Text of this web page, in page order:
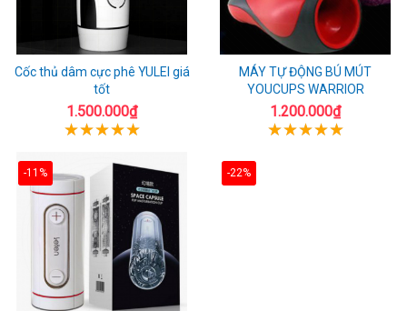
Cốc thủ dâm cực phê YULEI giá
tốt
1.500.000₫
MÁY TỰ ĐỘNG BÚ MÚT
YOUCUPS WARRIOR
1.200.000₫
-11% -22%